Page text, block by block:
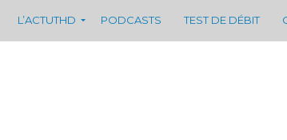
L’ACTUTHD PODCASTS TEST DE DÉBIT